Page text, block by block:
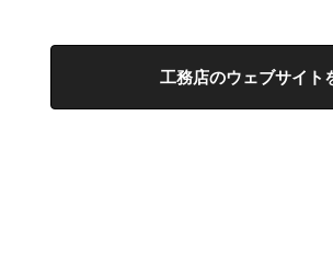
工務店のウェブサイト